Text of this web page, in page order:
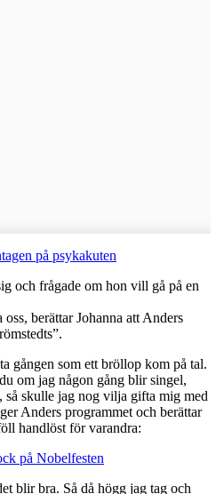
på psykakuten
och frågade om hon vill gå på en
berättar Johanna att Anders
gången som ett bröllop kom på tal.
om jag någon gång blir singel,
skulle jag nog vilja gifta mig med
Anders programmet och berättar
handlöst för varandra:
på Nobelfesten
blir bra. Så då högg jag tag och